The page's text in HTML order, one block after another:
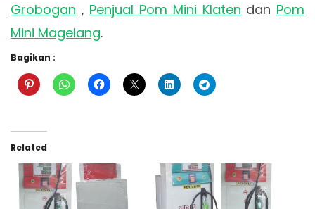
Grobogan , Penjual Pom Mini Klaten dan Pom
Mini Magelang.
Bagikan :
Related